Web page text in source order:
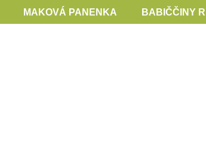
MAKOVÁ PANENKA BABIČČINY